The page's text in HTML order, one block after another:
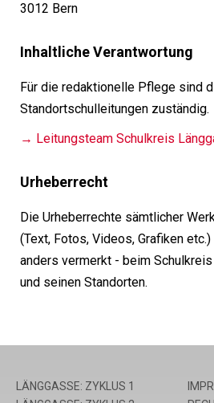
3012 Bern
Inhaltliche Verantwortung
Für die redaktionelle Pflege sind
Standortschulleitungen zuständig.
→ Leitungsteam Schulkreis
Urheberrecht
Die Urheberrechte sämtlicher
(Text, Fotos, Videos, Grafiken
anders vermerkt - beim
und seinen Standorten.
LÄNGGASSE: ZYKLUS 1